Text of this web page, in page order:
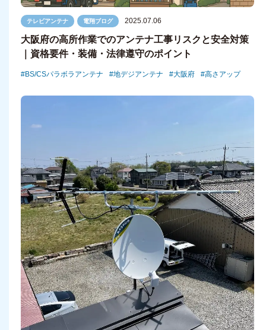
テレビアンテナ 電翔ブログ 2025.07.06
大阪府の高所作業でのアンテナ工事リスクと安全対策
｜資格要件・装備・法律遵守のポイント
BS/CSパラボラアンテナ 地デジアンテナ 大阪府 高さアップ